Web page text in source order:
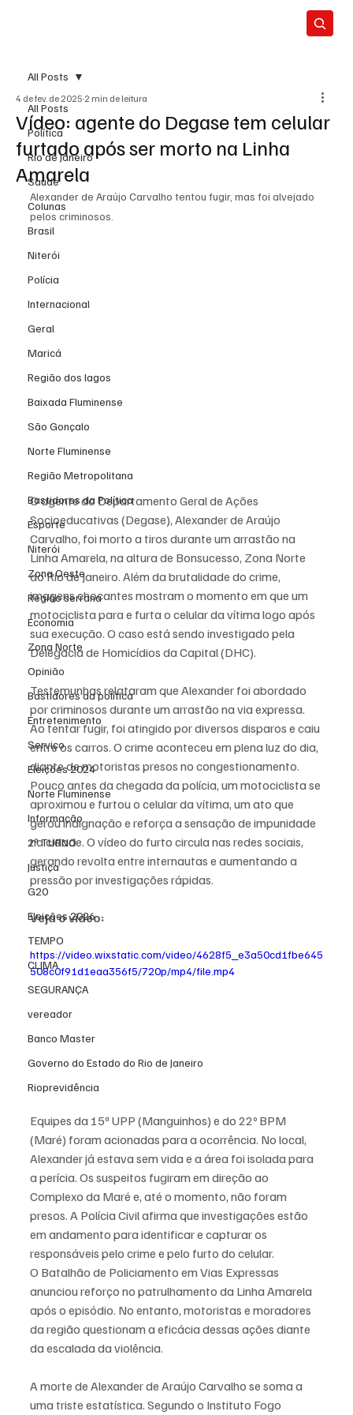
All Posts
Política
Rio de Janeiro
Saúde
Colunas
Brasil
Niterói
Polícia
Internacional
Geral
Maricá
Região dos lagos
Baixada Fluminense
São Gonçalo
Norte Fluminense
Região Metropolitana
Bastidores da Política
Esporte
Niterói
Zona Oeste
Região serrana
Economia
Zona Norte
Opinião
Bastidores da política
Entretenimento
Serviço
Eleições 2024
Norte Fluminense
Informação
2º TURNO
Justiça
G20
Eleições 2026
TEMPO
CLIMA
SEGURANÇA
vereador
Banco Master
Governo do Estado do Rio de Janeiro
Rioprevidência
All Posts
Vídeo: agente do Degase tem celular
furtado após ser morto na Linha
Amarela
4 de fev. de 2025 2 min de leitura
Alexander de Araújo Carvalho tentou fugir, mas foi alvejado
pelos criminosos.
O agente do Departamento Geral de Ações
Socioeducativas (Degase), Alexander de Araújo
Carvalho, foi morto a tiros durante um arrastão na
Linha Amarela, na altura de Bonsucesso, Zona Norte
do Rio de Janeiro. Além da brutalidade do crime,
imagens chocantes mostram o momento em que um
motociclista para e furta o celular da vítima logo após
sua execução. O caso está sendo investigado pela
Delegacia de Homicídios da Capital (DHC).
Testemunhas relataram que Alexander foi abordado
por criminosos durante um arrastão na via expressa.
Ao tentar fugir, foi atingido por diversos disparos e caiu
entre os carros. O crime aconteceu em plena luz do dia,
diante de motoristas presos no congestionamento.
Pouco antes da chegada da polícia, um motociclista se
aproximou e furtou o celular da vítima, um ato que
gerou indignação e reforça a sensação de impunidade
na cidade. O vídeo do furto circula nas redes sociais,
gerando revolta entre internautas e aumentando a
pressão por investigações rápidas.
Veja o vídeo:
https://video.wixstatic.com/video/4628f5_e3a50cd1fbe645
508c0f91d1eaa356f5/720p/mp4/file.mp4
Equipes da 15ª UPP (Manguinhos) e do 22º BPM
(Maré) foram acionadas para a ocorrência. No local,
Alexander já estava sem vida e a área foi isolada para
a perícia. Os suspeitos fugiram em direção ao
Complexo da Maré e, até o momento, não foram
presos. A Polícia Civil afirma que investigações estão
em andamento para identificar e capturar os
responsáveis pelo crime e pelo furto do celular.
O Batalhão de Policiamento em Vias Expressas
anunciou reforço no patrulhamento da Linha Amarela
após o episódio. No entanto, motoristas e moradores
da região questionam a eficácia dessas ações diante
da escalada da violência.
A morte de Alexander de Araújo Carvalho se soma a
uma triste estatística. Segundo o Instituto Fogo